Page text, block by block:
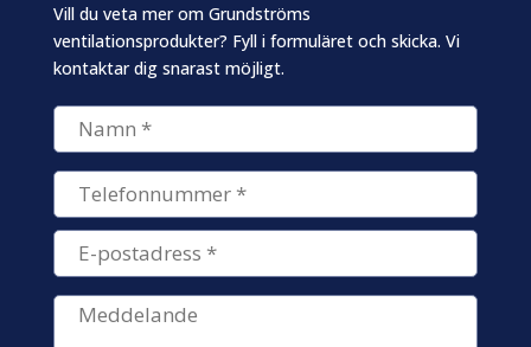
Vill du veta mer om Grundströms
ventilationsprodukter? Fyll i formuläret och skicka. Vi
kontaktar dig snarast möjligt.